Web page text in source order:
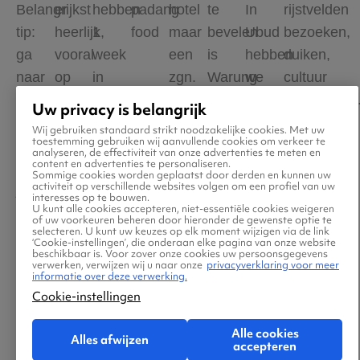
Belangrijkst
tip:
ga
naar
Oostkust,
daar
vind
nog
authentieke
sfeer,
geen
overdreven
er
heerlijk,
vooral
op
lokale
markten
en
uitgaan
kan
bijna
elke
dag
hebben
1
week
in
Pemuteran
gezeten
wat
een
heel
relaxte
plaats
is.
'Taman
Sari
heeft
padang
food
hotel
maar
een
zgn.
"Homestay."
Zéér
aan
te
bevelen
is
Homestay
Jati,
Jalan
Tamblingan
te
bevelen
is
Warung
Klein
en
gezellig
en
zeer
voordelig
geprijsd.
campur
In
Ubud
hebben
we
aantal
keren
heerlijk
gegeten
bij
Nomad.
Zeer
te
bevelen.
rijstvelden
bezoeken,
duiken,
cultuur
Zo
veel
te
zien,
zo
veel
te
Uw privacy is belangrijk
Wij gebruiken standaard strikt noodzakelijke cookies. Met uw
toestemming gebruiken wij aanvullende cookies om verkeer te
analyseren, de effectiviteit van onze advertenties te meten en
content en advertenties te personaliseren.
Sommige cookies worden geplaatst door derden en kunnen uw
activiteit op verschillende websites volgen om een profiel van uw
interesses op te bouwen.
U kunt alle cookies accepteren, niet-essentiële cookies weigeren
of uw voorkeuren beheren door hieronder de gewenste optie te
selecteren. U kunt uw keuzes op elk moment wijzigen via de link
‘Cookie-instellingen’, die onderaan elke pagina van onze website
beschikbaar is. Voor zover onze cookies uw persoonsgegevens
verwerken, verwijzen wij u naar onze privacyverklaring voor meer
informatie over deze verwerking.
Cookie-instellingen
Alles afwijzen
Alle cookies
accepteren